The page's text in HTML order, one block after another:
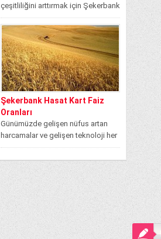
çeşitliliğini arttırmak için Şekerbank
tarafından müşterilerine sunulan...
Şekerbank Hasat Kart Faiz
Oranları
Günümüzde gelişen nüfus artan
harcamalar ve gelişen teknoloji her
alanda etkili olduğu gibi tarımsal
faaliyetler...